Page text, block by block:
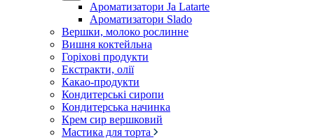
Ароматизатори Ja Latarte
Ароматизатори Slado
Вершки, молоко рослинне
Вишня коктейльна
Горіхові продукти
Екстракти, олії
Какао-продукти
Кондитерські сиропи
Кондитерська начинка
Крем сир вершковий
Мастика для торта